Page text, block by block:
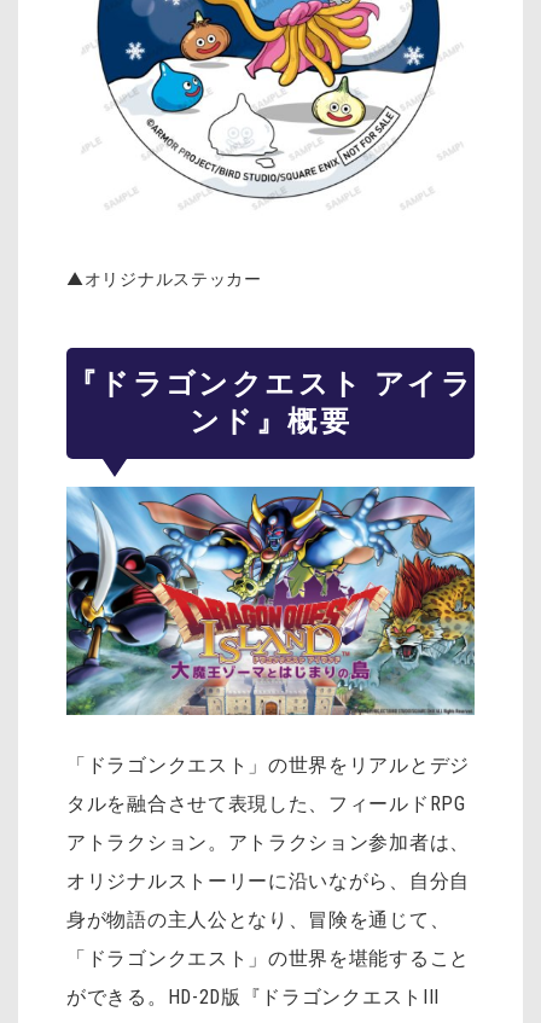
▲オリジナルステッカー
『ドラゴンクエスト アイラ
ンド』概要
「ドラゴンクエスト」の世界をリアルとデジ
タルを融合させて表現した、フィールドRPG
アトラクション。アトラクション参加者は、
オリジナルストーリーに沿いながら、自分自
身が物語の主人公となり、冒険を通じて、
「ドラゴンクエスト」の世界を堪能すること
ができる。HD-2D版『ドラゴンクエストIII